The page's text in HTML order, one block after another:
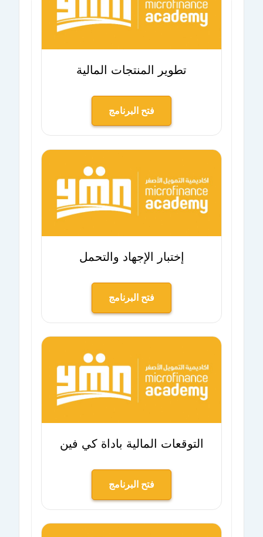
تطوير المنتجات المالية
فتح البرنامج
إختبار الإجهاد والتحمل
فتح البرنامج
التوقعات المالية باداة كي فين
فتح البرنامج